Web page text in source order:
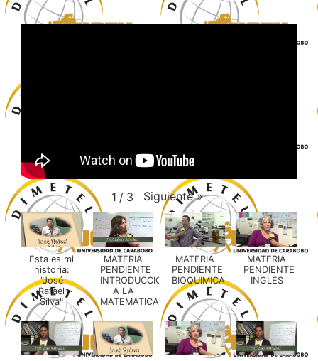
1 / 3 Siguiente »
Esta es mi
historia:
"José
Rafael
Silva"
MATERIA
PENDIENTE
INTRODUCCION
A LA
MATEMATICA
MATERIA
PENDIENTE
BIOQUIMICA
MATERIA
PENDIENTE
INGLES